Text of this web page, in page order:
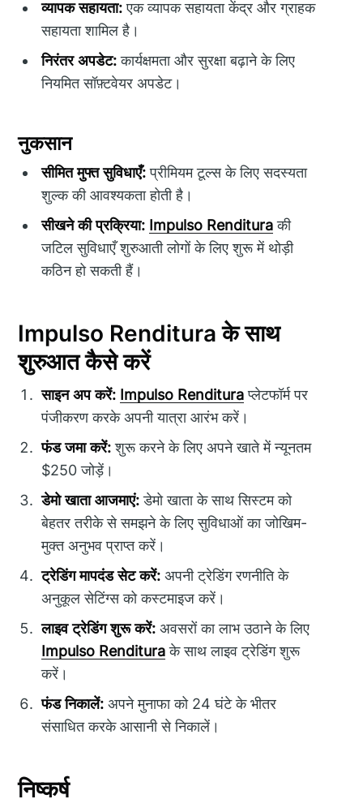
व्यापक सहायता:एक व्यापक सहायता केंद्र और ग्राहक
सहायता शामिल है।
निरंतर अपडेट:कार्यक्षमता और सुरक्षा बढ़ाने के लिए
नियमित सॉफ़्टवेयर अपडेट।
नुकसान
सीमित मुफ्त सुविधाएँ:प्रीमियम टूल्स के लिए सदस्यता
शुल्क की आवश्यकता होती है।
सीखने की प्रक्रिया: Impulso Rendituraकी
जटिल सुविधाएँ शुरुआती लोगों के लिए शुरू में थोड़ी
कठिन हो सकती हैं।
Impulso Renditura के साथ
शुरुआत कैसे करें
साइन अप करें: Impulso Rendituraप्लेटफॉर्म पर
पंजीकरण करके अपनी यात्रा आरंभ करें।
फंड जमा करें:शुरू करने के लिए अपने खाते में न्यूनतम
$250 जोड़ें।
डेमो खाता आजमाएं:डेमो खाता के साथ सिस्टम को
बेहतर तरीके से समझने के लिए सुविधाओं का जोखिम-
मुक्त अनुभव प्राप्त करें।
ट्रेडिंग मापदंड सेट करें: अपनी ट्रेडिंग रणनीति के
अनुकूल सेटिंग्स को कस्टमाइज करें।
लाइव ट्रेडिंग शुरू करें: अवसरों का लाभ उठाने के लिए
Impulso Rendituraके साथ लाइव ट्रेडिंग शुरू
करें।
फंड निकालें: अपने मुनाफा को 24 घंटे के भीतर
संसाधित करके आसानी से निकालें।
निष्कर्ष